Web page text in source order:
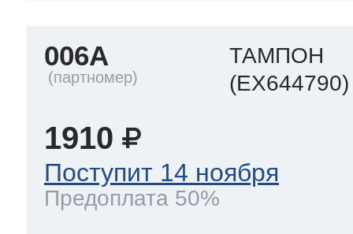
006A
ТАМПОН
(EX644790)
1910
Поступит 14 ноября
Предоплата 50%